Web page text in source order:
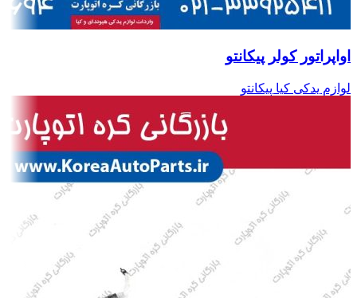
اواپراتور کولر پیکانتو
لوازم یدکی کیا پیکانتو